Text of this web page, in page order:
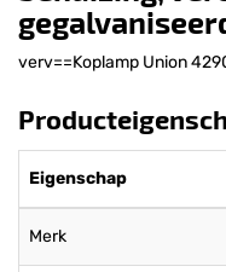
verv==Koplamp Union
Eigenschap
Merk